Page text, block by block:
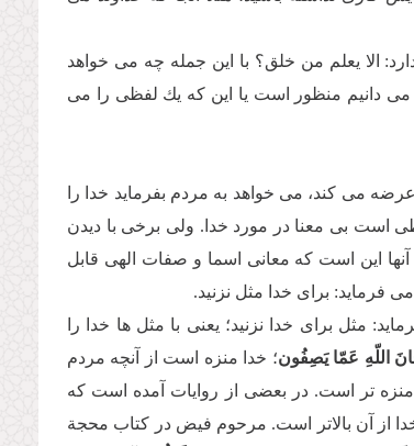
الا یعلم من خلق؟ با این جمله چه مى خواهد
مى دانیم منظور است یا این كه یك لفظى را مى
مى كند، مى خواهد به مردم بفرماید خدا را
است بى معنا در مورد خدا. ولى برخى با دیدن
آنها این است كه معانى اسما و صفات الهى قابل
فرماید: براى خدا مثل نزنید.
براى خدا نزنید؛ یعنى با مثل ها خدا را
اللّهِ عَمّا یَصِفُون؛ خدا منزه است از آنچه مردم
تر است. در بعضى از روایات آمده است كه
از آن بالاتر است. مرحوم فیض در كتاب محجة